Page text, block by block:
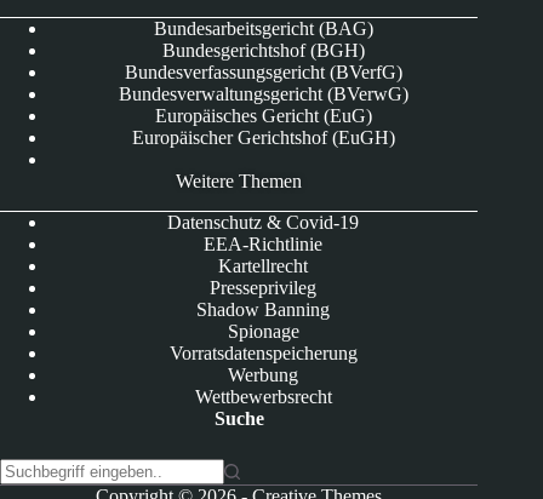
Bundesarbeitsgericht (BAG)
Bundesgerichtshof (BGH)
Bundesverfassungsgericht (BVerfG)
Bundesverwaltungsgericht (BVerwG)
Europäisches Gericht (EuG)
Europäischer Gerichtshof (EuGH)
Weitere Themen
Datenschutz & Covid-19
EEA-Richtlinie
Kartellrecht
Presseprivileg
Shadow Banning
Spionage
Vorratsdatenspeicherung
Werbung
Wettbewerbsrecht
Suche